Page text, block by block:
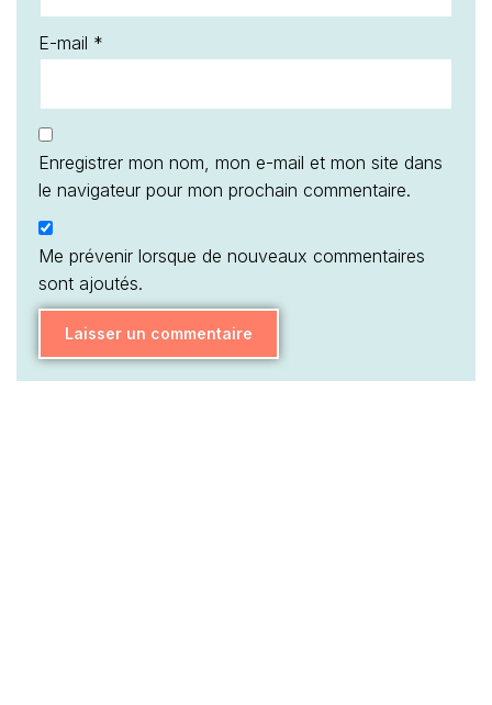
E-mail *
Enregistrer mon nom, mon e-mail et mon site dans
le navigateur pour mon prochain commentaire.
Me prévenir lorsque de nouveaux commentaires
sont ajoutés.